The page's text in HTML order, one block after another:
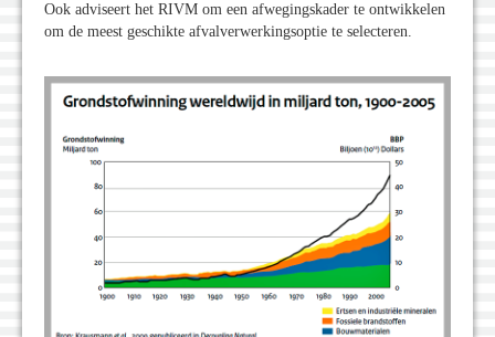
Ook adviseert het RIVM om een afwegingskader te ontwikkelen
om de meest geschikte afvalverwerkingsoptie te selecteren.